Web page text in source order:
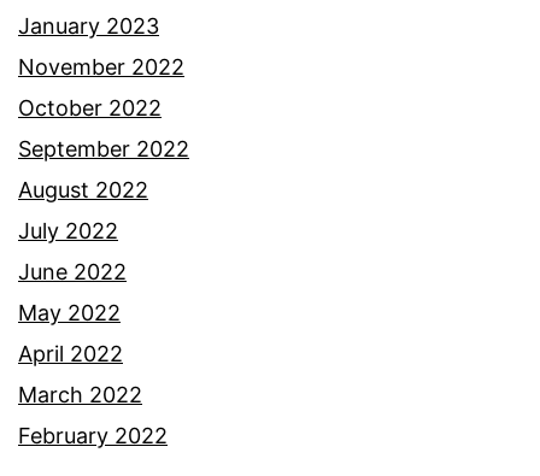
January 2023
November 2022
October 2022
September 2022
August 2022
July 2022
June 2022
May 2022
April 2022
March 2022
February 2022